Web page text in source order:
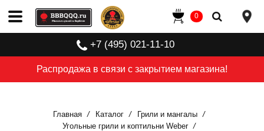
Распродажа в связи с закрытием магазина!
+7 (495) 021-11-10
0
Главная Каталог
Грили и мангалы
Угольные грили и коптильни Weber